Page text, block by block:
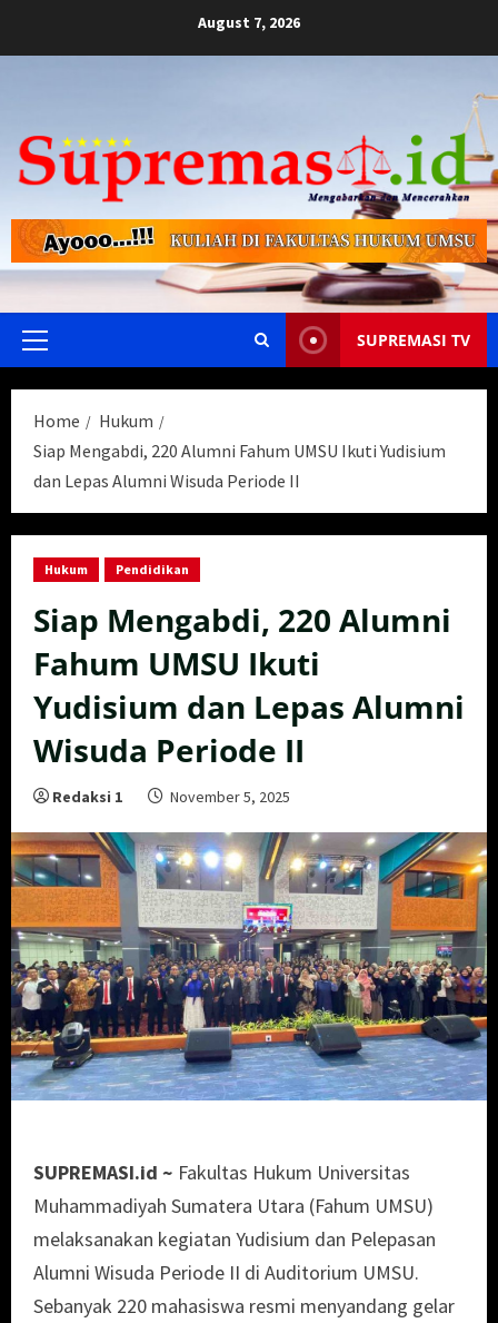
August 7, 2026
Primary
SUPREMASI TV
Home
Hukum
Siap Mengabdi, 220 Alumni Fahum UMSU Ikuti Yudisium
dan Lepas Alumni Wisuda Periode II
Hukum Pendidikan
Siap Mengabdi, 220 Alumni
Fahum UMSU Ikuti
Yudisium dan Lepas Alumni
Wisuda Periode II
Redaksi 1 November 5, 2025
SUPREMASI.id ~ Fakultas Hukum Universitas
Muhammadiyah Sumatera Utara (Fahum UMSU)
melaksanakan kegiatan Yudisium dan Pelepasan
Alumni Wisuda Periode II di Auditorium UMSU.
Sebanyak 220 mahasiswa resmi menyandang gelar